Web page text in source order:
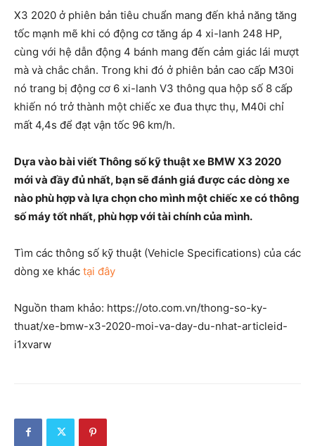
X3 2020 ở phiên bản tiêu chuẩn mang đến khả năng tăng
tốc mạnh mẽ khi có động cơ tăng áp 4 xi-lanh 248 HP,
cùng với hệ dẫn động 4 bánh mang đến cảm giác lái mượt
mà và chắc chắn. Trong khi đó ở phiên bản cao cấp M30i
nó trang bị động cơ 6 xi-lanh V3 thông qua hộp số 8 cấp
khiến nó trở thành một chiếc xe đua thực thụ, M40i chỉ
mất 4,4s để đạt vận tốc 96 km/h.
Dựa vào bài viết Thông số kỹ thuật xe BMW X3 2020
mới và đầy đủ nhất, bạn sẽ đánh giá được các dòng xe
nào phù hợp và lựa chọn cho mình một chiếc xe có thông
số máy tốt nhất, phù hợp với tài chính của mình.
Tìm các thông số kỹ thuật (Vehicle Specifications) của các
dòng xe khác tại đây
Nguồn tham khảo: https://oto.com.vn/thong-so-ky-
thuat/xe-bmw-x3-2020-moi-va-day-du-nhat-articleid-
i1xvarw